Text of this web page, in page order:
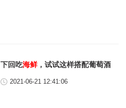
下回吃海鲜，试试这样搭配葡萄酒
2021-06-21 12:41:06